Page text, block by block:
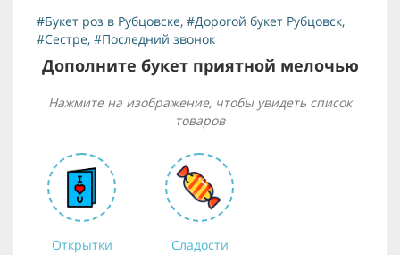
#Букет роз в Рубцовске, #Дорогой букет Рубцовск,
#Сестре, #Последний звонок
Дополните букет приятной мелочью
Нажмите на изображение, чтобы увидеть список
товаров
Открытки Сладости